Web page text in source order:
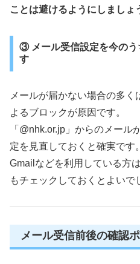
ことは避けるようにしましょ
③ メール受信設定を今のう
す
メールが届かない場合の多
よるブロックが原因です。
「@nhk.or.jp」からのメール
定を見直しておくと確実です。
Gmailなどを利用している方
もチェックしておくとよいで
メール受信前後の確認